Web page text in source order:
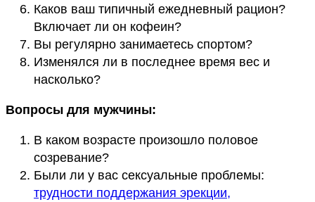
Каков ваш типичный ежедневный рацион?
Включает ли он кофеин?
Вы регулярно занимаетесь спортом?
Изменялся ли в последнее время вес и
насколько?
Вопросы для мужчины:
В каком возрасте произошло половое
созревание?
Были ли у вас сексуальные проблемы:
трудности поддержания эрекции,